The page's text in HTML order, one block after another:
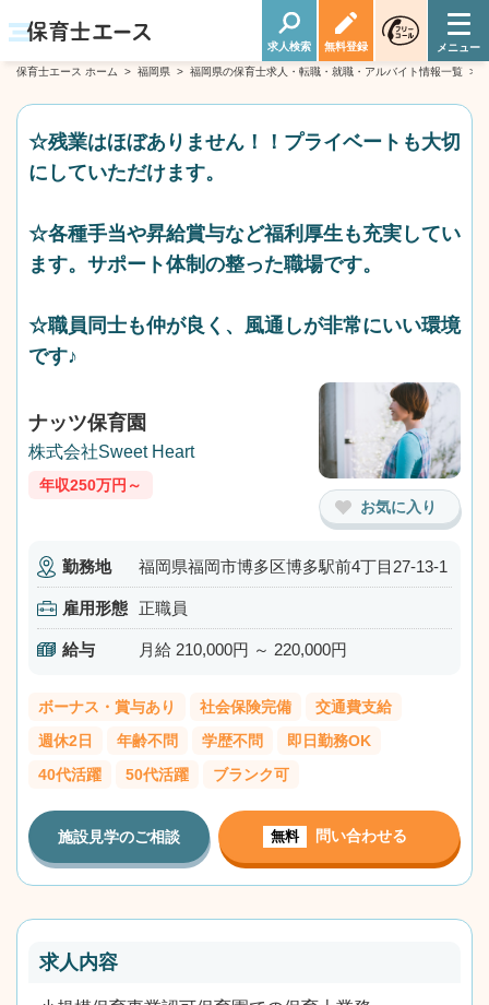
求人検索 無料登録
保育士エース ホーム > 福岡県 > 福岡県の保育士求人・転職・就職・アルバイト情報一覧 >
☆残業はほぼありません！！プライベートも大切
にしていただけます。
☆各種手当や昇給賞与など福利厚生も充実してい
ます。サポート体制の整った職場です。
☆職員同士も仲が良く、風通しが非常にいい環境
です♪
お気に入り
ナッツ保育園
株式会社Sweet Heart
年収250万円～
勤務地 福岡県福岡市博多区博多駅前4丁目27-13-1
雇用形態 正職員
給与 月給 210,000円 ～ 220,000円
ボーナス・賞与あり 社会保険完備
交通費支給
週休2日
年齢不問 学歴不問
即日勤務OK
40代活躍
50代活躍 ブランク可
施設見学のご相談 無料 問い合わせる
求人内容